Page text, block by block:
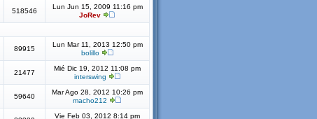
518546
Lun Jun 15, 2009 11:16 pm
JoRev
89915
Lun Mar 11, 2013 12:50 pm
bolillo
21477
Mié Dic 19, 2012 11:08 pm
interswing
59640
Mar Ago 28, 2012 10:26 pm
macho212
Vie Feb 03, 2012 8:14 pm